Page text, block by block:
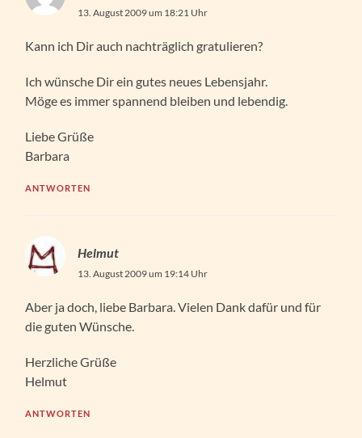
13. August 2009 um 18:21 Uhr
Kann ich Dir auch nachträglich gratulieren?
Ich wünsche Dir ein gutes neues Lebensjahr.
Möge es immer spannend bleiben und lebendig.
Liebe Grüße
Barbara
ANTWORTEN
Helmut
13. August 2009 um 19:14 Uhr
Aber ja doch, liebe Barbara. Vielen Dank dafür und für
die guten Wünsche.
Herzliche Grüße
Helmut
ANTWORTEN